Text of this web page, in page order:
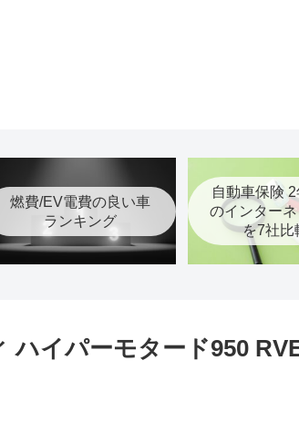
燃費/EV電費の良い車
ランキング
自動車保険
のインター
を7社比
ハイパーモタード950